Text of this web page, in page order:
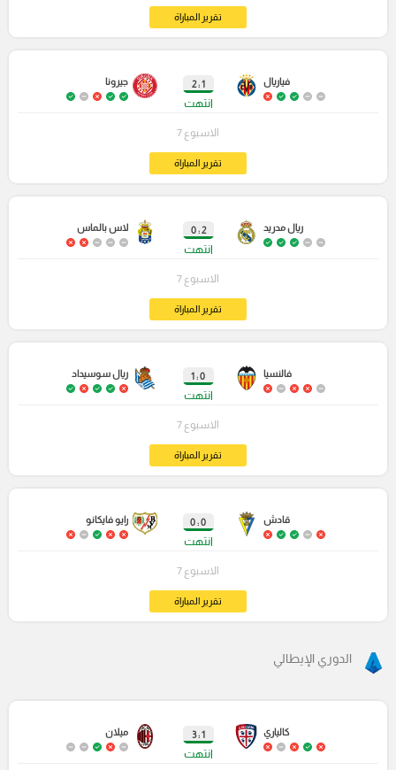
تقرير المباراة
فياريال 1 : 2
انتهت
جيرونا
الاسبوع 7
تقرير المباراة
ريال مدريد 2 : 0
انتهت
لاس بالماس
الاسبوع 7
تقرير المباراة
فالنسيا 0 : 1
انتهت
ريال سوسيداد
الاسبوع 7
تقرير المباراة
قادش 0 : 0
انتهت
رايو فايكانو
الاسبوع 7
تقرير المباراة
الدوري الإيطالي
كالياري 1 : 3
انتهت
ميلان